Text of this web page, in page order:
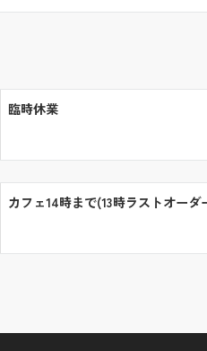
臨時休業
カフェ14時まで(13時ラストオーダ